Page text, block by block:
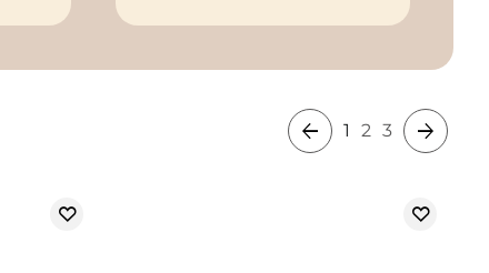
1 2 3